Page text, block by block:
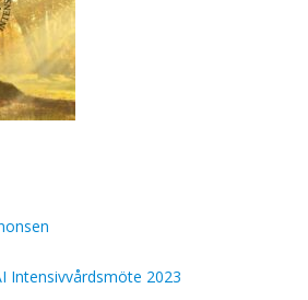
Intensivvårdsmöte 2023